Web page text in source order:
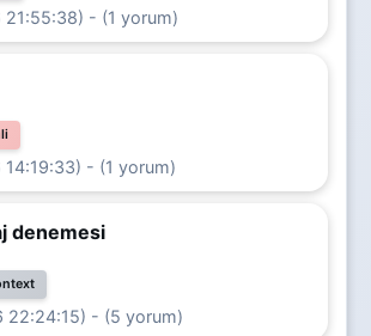
21:55:38) - (1 yorum)
- (1 yorum)
denemesi
22:24:15) - (5 yorum)